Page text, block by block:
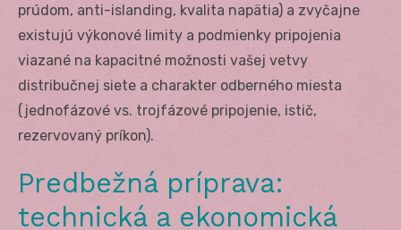
prúdom, anti-islanding, kvalita napätia) a zvyčajne
existujú výkonové limity a podmienky pripojenia
viazané na kapacitné možnosti vašej vetvy
distribučnej siete a charakter odberného miesta
(jednofázové vs. trojfázové pripojenie, istič,
rezervovaný príkon).
Predbežná príprava:
technická a ekonomická